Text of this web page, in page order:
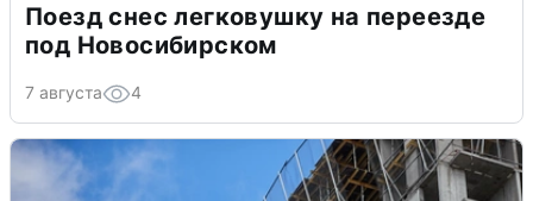
Поезд снес легковушку на переезде
под Новосибирском
7 августа 4